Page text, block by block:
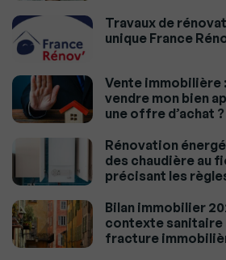
Travaux de
unique France
Vente immobilière
vendre mon bien
une offre d’achat ?
Rénovation
des chaudière au
précisant les
Bilan immobilier
contexte sanitaire
fracture